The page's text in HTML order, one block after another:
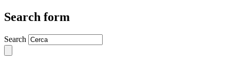
Search form
Search